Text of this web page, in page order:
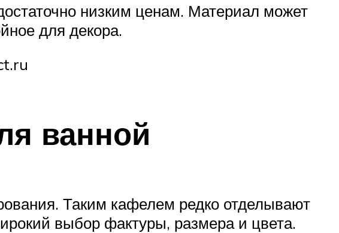
низким ценам. Материал может
для декора.
ванной
Таким кафелем редко отделывают
выбор фактуры, размера и цвета.